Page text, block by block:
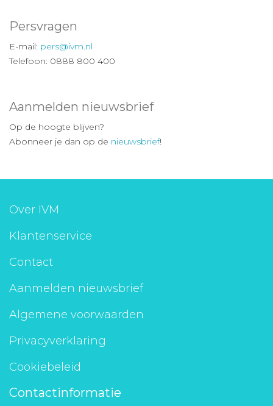
Persvragen
E-mail: pers@ivm.nl
Telefoon: 0888 800 400
Aanmelden nieuwsbrief
Op de hoogte blijven?
Abonneer je dan op de nieuwsbrief!
Over IVM
Klantenservice
Contact
Aanmelden nieuwsbrief
Algemene voorwaarden
Privacyverklaring
Cookiebeleid
Contactinformatie